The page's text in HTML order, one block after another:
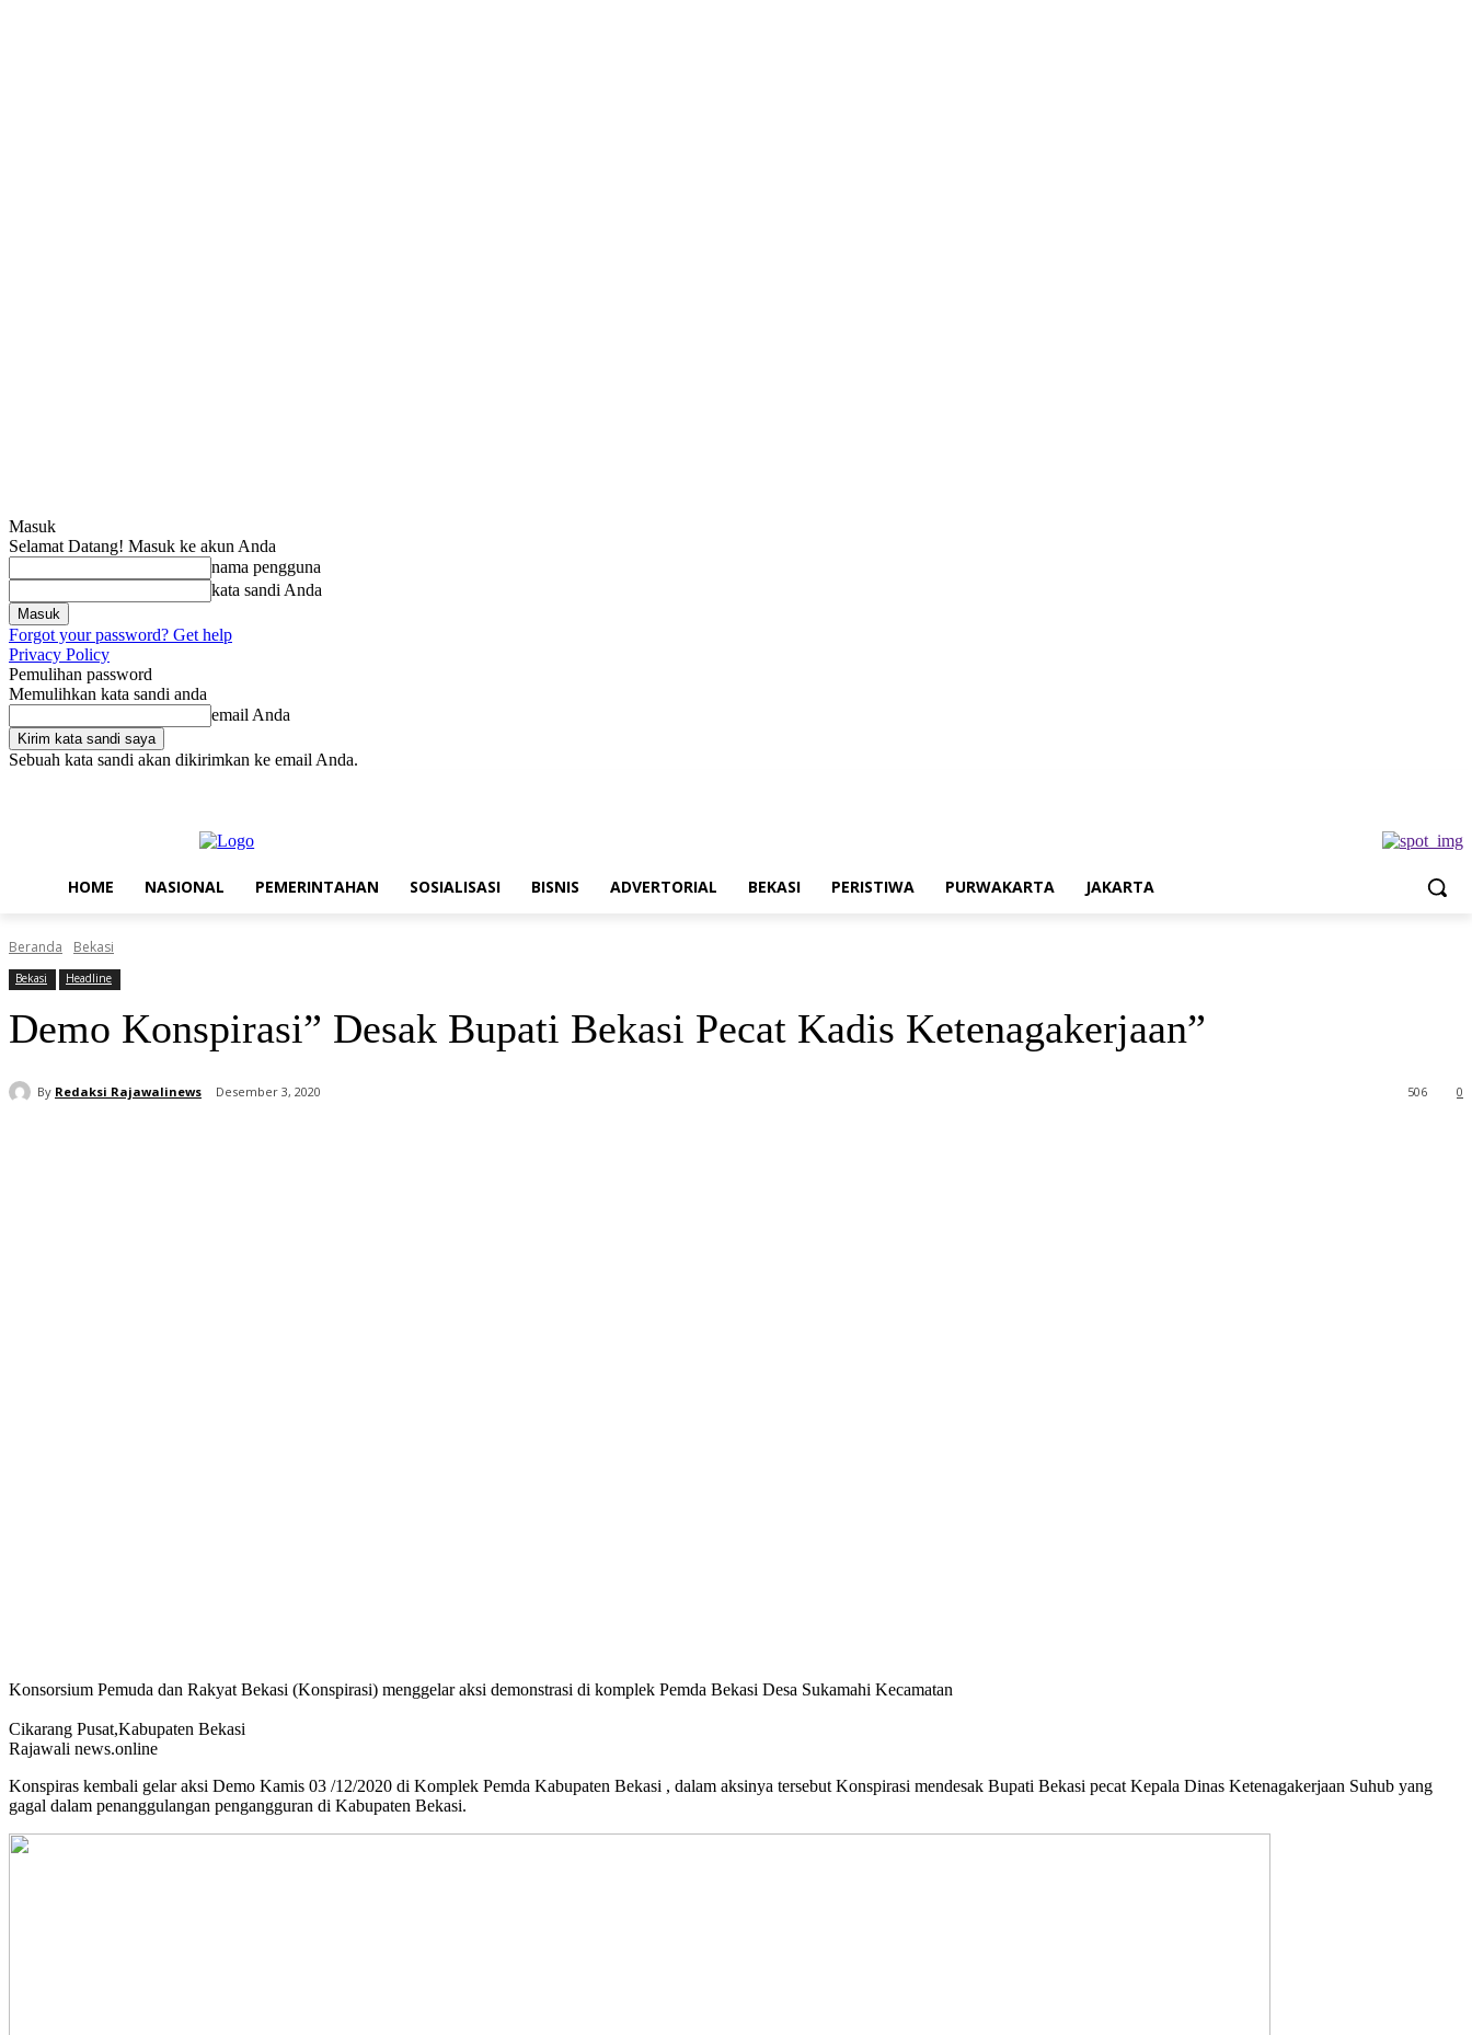
Masuk
Selamat Datang! Masuk ke akun Anda
nama pengguna
kata sandi Anda
Forgot your password? Get help
Privacy Policy
Pemulihan password
Memulihkan kata sandi anda
email Anda
Sebuah kata sandi akan dikirimkan ke email Anda.
HOME NASIONAL PEMERINTAHAN SOSIALISASI BISNIS ADVERTORIAL BEKASI PERISTIWA PURWAKARTA JAKARTA
Beranda Bekasi
Bekasi Headline
Demo Konspirasi” Desak Bupati Bekasi Pecat Kadis Ketenagakerjaan”
By Redaksi Rajawalinews Desember 3, 2020 0
506
Konsorsium Pemuda dan Rakyat Bekasi (Konspirasi) menggelar aksi demonstrasi di komplek Pemda Bekasi Desa Sukamahi Kecamatan
Cikarang Pusat,Kabupaten Bekasi
Rajawali news.online
Konspiras kembali gelar aksi Demo Kamis 03 /12/2020 di Komplek Pemda Kabupaten Bekasi , dalam aksinya tersebut Konspirasi mendesak Bupati Bekasi pecat Kepala Dinas Ketenagakerjaan Suhub yang
gagal dalam penanggulangan pengangguran di Kabupaten Bekasi.